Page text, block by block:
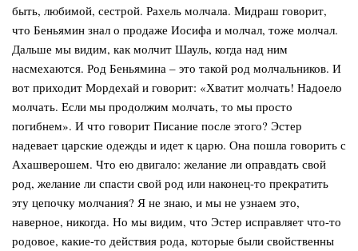
быть, любимой, сестрой. Рахель молчала. Мидраш говорит,
что Беньямин знал о продаже Иосифа и молчал, тоже молчал.
Дальше мы видим, как молчит Шауль, когда над ним
насмехаются. Род Беньямина – это такой род молчальников. И
вот приходит Мордехай и говорит: «Хватит молчать! Надоело
молчать. Если мы продолжим молчать, то мы просто
погибнем». И что говорит Писание после этого? Эстер
надевает царские одежды и идет к царю. Она пошла говорить с
Ахашверошем. Что ею двигало: желание ли оправдать свой
род, желание ли спасти свой род или наконец-то прекратить
эту цепочку молчания? Я не знаю, и мы не узнаем это,
наверное, никогда. Но мы видим, что Эстер исправляет что-то
родовое, какие-то действия рода, которые были свойственны